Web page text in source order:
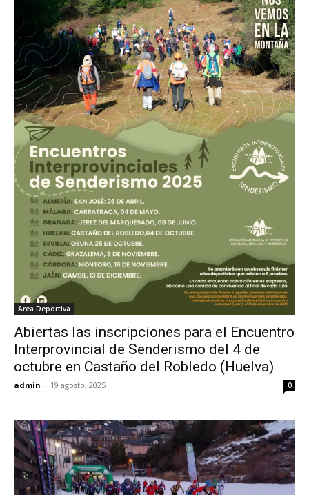
Area Deportiva
Abiertas las inscripciones para el Encuentro
Interprovincial de Senderismo del 4 de
octubre en Castaño del Robledo (Huelva)
admin - 19 agosto, 2025 0